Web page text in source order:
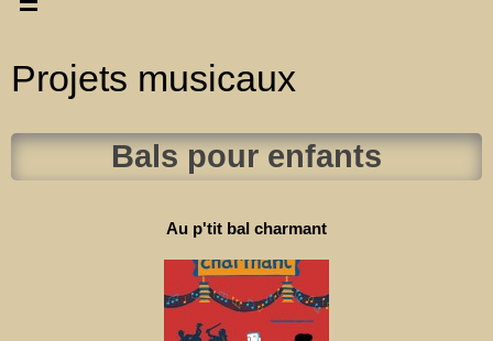
Projets musicaux
Bals pour enfants
Au p'tit bal charmant